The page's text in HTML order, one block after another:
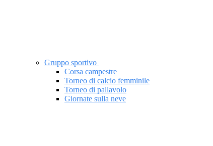
Gruppo sportivo
Corsa campestre
Torneo di calcio femminile
Torneo di pallavolo
Giornate sulla neve